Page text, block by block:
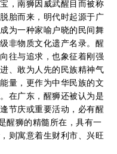
，南狮因威武醒目而被称
胎而来，明代时起源于广
为一种家喻户晓的民间舞
非物质文化遗产名录。醒
往与追求，也象征着刚强
、敢为人先的民族精神气
量，更作为中华民族的文
在广东，醒狮还被认为是
节庆或重要活动，必有醒
醒狮的精髓所在，具有一
则寓意着生财利市、兴旺